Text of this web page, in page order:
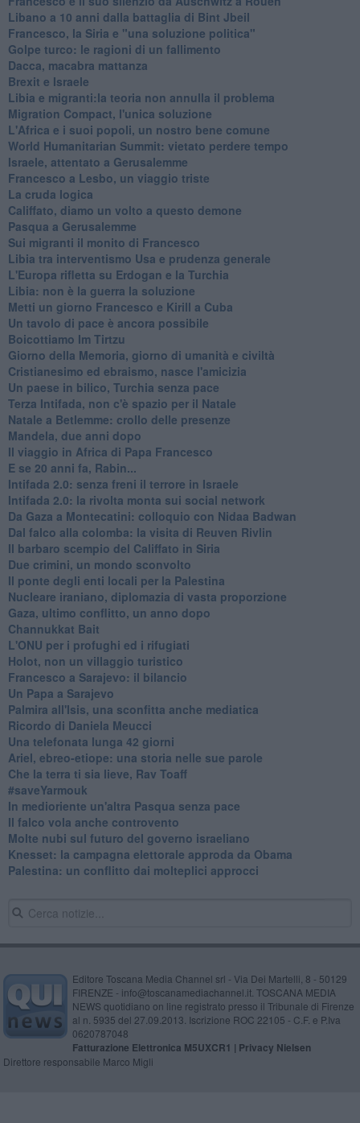
Libano a 10 anni dalla battaglia di Bint Jbeil
Francesco, la Siria e "una soluzione politica"
Golpe turco: le ragioni di un fallimento
Dacca, macabra mattanza
Brexit e Israele
Libia e migranti:la teoria non annulla il problema
Migration Compact, l'unica soluzione
L'Africa e i suoi popoli, un nostro bene comune
World Humanitarian Summit: vietato perdere tempo
Israele, attentato a Gerusalemme
Francesco a Lesbo, un viaggio triste
La cruda logica
Califfato, diamo un volto a questo demone
Pasqua a Gerusalemme
Sui migranti il monito di Francesco
Libia tra interventismo Usa e prudenza generale
L'Europa rifletta su Erdogan e la Turchia
Libia: non è la guerra la soluzione
Metti un giorno Francesco e Kirill a Cuba
Un tavolo di pace è ancora possibile
Boicottiamo Im Tirtzu
Giorno della Memoria, giorno di umanità e civiltà
Cristianesimo ed ebraismo, nasce l'amicizia
Un paese in bilico, Turchia senza pace
Terza Intifada, non c'è spazio per il Natale
Natale a Betlemme: crollo delle presenze
Mandela, due anni dopo
Il viaggio in Africa di Papa Francesco
E se 20 anni fa, Rabin...
Intifada 2.0: senza freni il terrore in Israele
Intifada 2.0: la rivolta monta sui social network
Da Gaza a Montecatini: colloquio con Nidaa Badwan
Dal falco alla colomba: la visita di Reuven Rivlin
Il barbaro scempio del Califfato in Siria
Due crimini, un mondo sconvolto
Il ponte degli enti locali per la Palestina
Nucleare iraniano, diplomazia di vasta proporzione
Gaza, ultimo conflitto, un anno dopo
Channukkat Bait
L'ONU per i profughi ed i rifugiati
Holot, non un villaggio turistico
Francesco a Sarajevo: il bilancio
Un Papa a Sarajevo
Palmira all'Isis, una sconfitta anche mediatica
Ricordo di Daniela Meucci
​Una telefonata lunga 42 giorni
​Ariel, ebreo-etiope: una storia nelle sue parole
Che la terra ti sia lieve, Rav Toaff
​#saveYarmouk
​In medioriente un'altra Pasqua senza pace
​Il falco vola anche controvento
Molte nubi sul futuro del governo israeliano
Knesset: la campagna elettorale approda da Obama
Palestina: un conflitto dai molteplici approcci
Editore Toscana Media Channel srl - Via Dei Martelli, 8 - 50129
FIRENZE - info@toscanamediachannel.it. TOSCANA MEDIA
NEWS quotidiano on line registrato presso il Tribunale di Firenze
al n. 5935 del 27.09.2013. Iscrizione ROC 22105 - C.F. e P.Iva
0620787048
Fatturazione Elettronica M5UXCR1 | Privacy Nielsen
Direttore responsabile Marco Migli